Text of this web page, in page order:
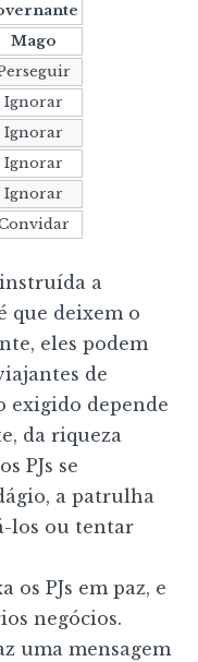
Mago
Ignorar
Ignorar
Ignorar
Ignorar
a
que deixem o
eles podem
de
exigido depende
da riqueza
PJs se
a patrulha
los ou tentar
os PJs em paz, e
negócios.
uma mensagem